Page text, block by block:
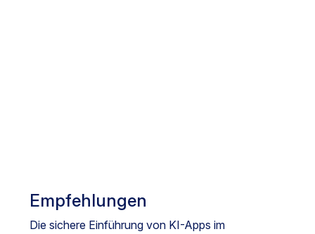
Empfehlungen
Die sichere Einführung von KI-Apps im